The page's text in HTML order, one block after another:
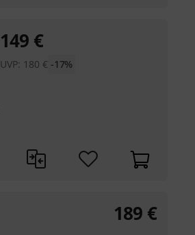
149 €
UVP: 180 € -17%
189 €